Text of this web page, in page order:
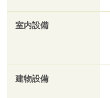
室内設備
建物設備